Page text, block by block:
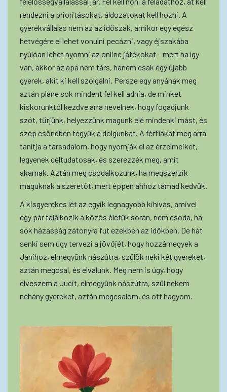
rendezni a prioritásokat, áldozatokat kell hozni. A
gyerekvállalás nem az az időszak, amikor egy egész
hétvégére el lehet vonulni pecázni, vagy éjszakába
nyúlóan lehet nyomni az online játékokat – mert ha így
van, akkor az apa nem társ, hanem csak egy újabb
gyerek, akit ki kell szolgálni. Persze egy anyának meg
aztán pláne sok mindent fel kell adnia, de minket
kiskorunktól kezdve arra nevelnek, hogy fogadjunk
szót, tűrjünk, helyezzünk magunk elé mindenki mást, és
szép csöndben tegyük a dolgunkat. A férfiakat meg arra
tanítja a társadalom, hogy nyomják el az érzelmeiket,
legyenek céltudatosak, és szerezzék meg, amit
akarnak. Aztán meg csodálkozunk, ha megszerzik
maguknak a szeretőt, mert éppen ahhoz támad kedvük.
A kisgyerekes lét az egyik legnagyobb kihívás, amivel
egy pár találkozik a közös életük során, nem csoda, ha
sok házasság zátonyra fut ezekben az időkben. De hát
senki sem úgy tervezi a jövőjét, hogy hozzámegyek a
Janihoz, elmegyünk nászútra, szülök neki két gyereket,
aztán megcsal, és elválunk. Meg nem is úgy, hogy
elveszem a Jucit, elmegyünk nászútra, szül nekem
néhány gyereket, aztán megcsalom, és ott hagyom.